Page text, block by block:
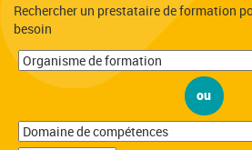
Rechercher un prestataire de formation
besoin
ou